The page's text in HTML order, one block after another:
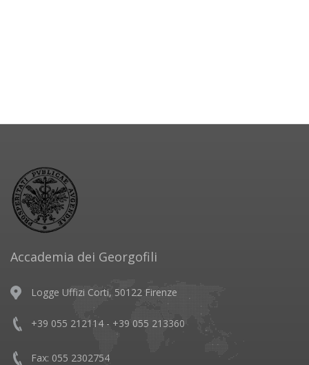
Accademia dei Georgofili
Logge Uffizi Corti, 50122 Firenze
+39 055 212114 - +39 055 213360
Fax: 055 2302754